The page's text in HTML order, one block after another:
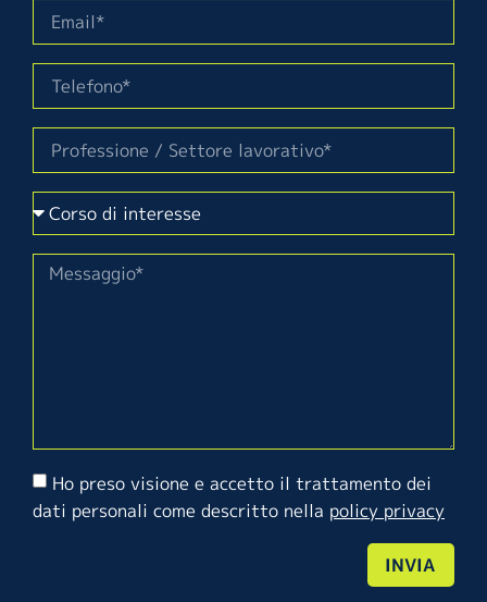
Ho preso visione e accetto il trattamento dei
dati personali come descritto nella policy privacy
INVIA